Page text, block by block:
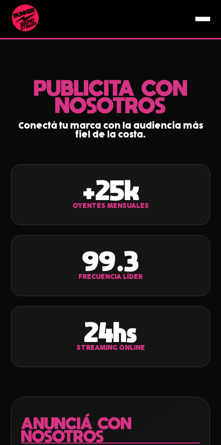
PUBLICITA CON
NOSOTROS
Conectá tu marca con la audiencia más
fiel de la costa.
+25k
OYENTES MENSUALES
99.3
FRECUENCIA LÍDER
24hs
STREAMING ONLINE
ANUNCIÁ CON
NOSOTROS